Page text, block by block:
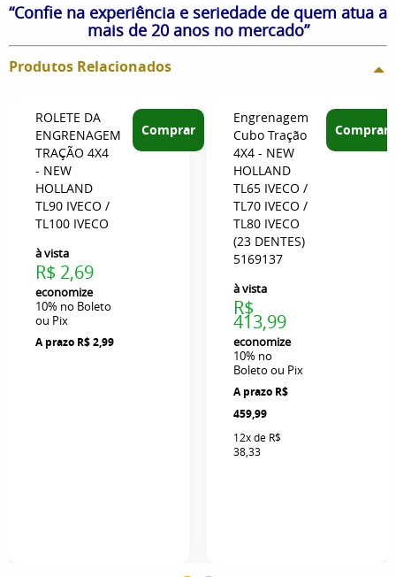
“Confie na experiência e seriedade de quem atua a
mais de 20 anos no mercado”
Produtos Relacionados
ROLETE DA
ENGRENAGEM
TRAÇÃO 4X4
- NEW
HOLLAND
TL90 IVECO /
TL100 IVECO
R$ 2,99
à vista
R$ 2,69
economize
10% no Boleto
ou Pix
Comprar
Engrenagem
Cubo Tração
4X4 - NEW
HOLLAND
TL65 IVECO /
TL70 IVECO /
TL80 IVECO
(23 DENTES)
5169137
R$
459,99
à vista
R$
413,99
economize
10% no
Boleto ou Pix
12xde R$
38,33
Comprar